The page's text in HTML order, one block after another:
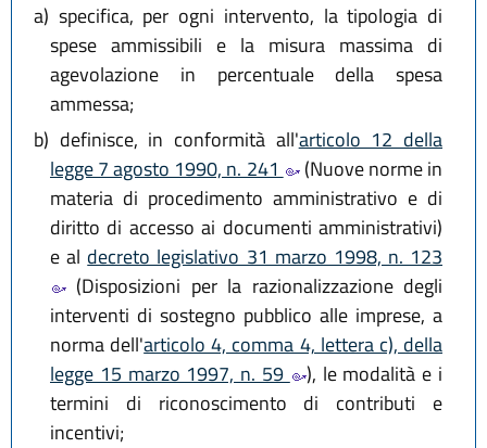
a) specifica, per ogni intervento, la tipologia di
spese ammissibili e la misura massima di
agevolazione in percentuale della spesa
ammessa;
b) definisce, in conformità all'articolo 12 della
legge 7 agosto 1990, n. 241
(Nuove norme in
materia di procedimento amministrativo e di
diritto di accesso ai documenti amministrativi)
e al decreto legislativo 31 marzo 1998, n. 123
(Disposizioni per la razionalizzazione degli
interventi di sostegno pubblico alle imprese, a
norma dell'articolo 4, comma 4, lettera c), della
legge 15 marzo 1997, n. 59
), le modalità e i
termini di riconoscimento di contributi e
incentivi;